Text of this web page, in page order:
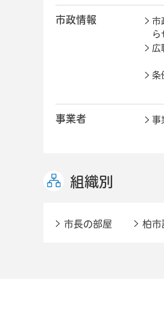
市政情報
市
ら
広
条
事業者 事
組織別
市長の部屋 柏市